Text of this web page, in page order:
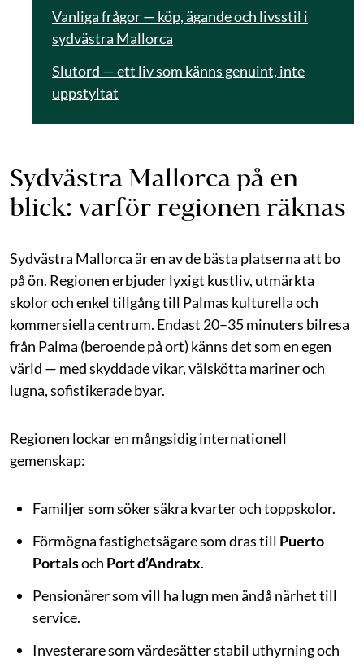
Vanliga frågor — köp, ägande och livsstil i
sydvästra Mallorca
Slutord — ett liv som känns genuint, inte
uppstyltat
Sydvästra Mallorca på en
blick: varför regionen räknas
Sydvästra Mallorca är en av de bästa platserna att bo
på ön. Regionen erbjuder lyxigt kustliv, utmärkta
skolor och enkel tillgång till Palmas kulturella och
kommersiella centrum. Endast 20–35 minuters bilresa
från Palma (beroende på ort) känns det som en egen
värld — med skyddade vikar, välskötta mariner och
lugna, sofistikerade byar.
Regionen lockar en mångsidig internationell
gemenskap:
Familjer som söker säkra kvarter och toppskolor.
Förmögna fastighetsägare som dras till Puerto
Portalsoch Port d’Andratx.
Pensionärer som vill ha lugn men ändå närhet till
service.
Investerare som värdesätter stabil uthyrning och